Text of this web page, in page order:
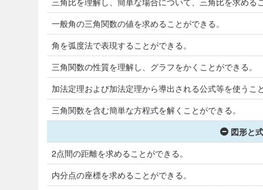
一般角の三角関数の値を求めることができる。
角を弧度法で表現することができる。
三角関数の性質を理解し、グラフをかくことができる。
加法定理および加法定理から導出される公式等を使うこ
三角関数を含む簡単な方程式を解くことができる。
図形と
2点間の距離を求めることができる。
内分点の座標を求めることができる。